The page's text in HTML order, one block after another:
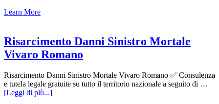
Marconi
Roma
Learn More
Risarcimento Danni Sinistro Mortale
Vivaro Romano
Risarcimento Danni Sinistro Mortale Vivaro Romano ✅ Consulenza
e tutela legale gratuite su tutto il territorio nazionale a seguito di …
[Leggi di più...]infoRisarcimento